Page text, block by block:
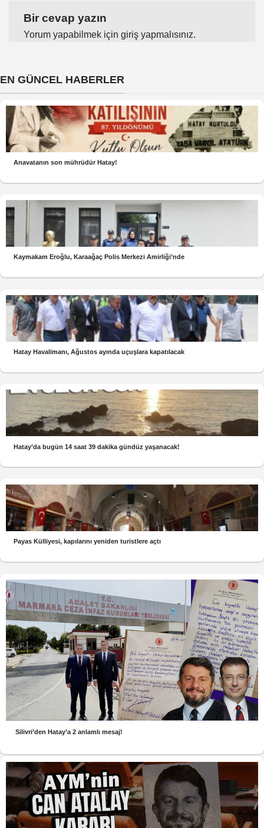
Bir cevap yazın
Yorum yapabilmek için giriş yapmalısınız.
EN GÜNCEL HABERLER
Anavatanın son mührüdür Hatay!
Kaymakam Eroğlu, Karaağaç Polis Merkezi Amirliği’nde
Hatay Havalimanı, Ağustos ayında uçuşlara kapatılacak
Hatay’da bugün 14 saat 39 dakika gündüz yaşanacak!
Payas Külliyesi, kapılarını yeniden turistlere açtı
Silivri’den Hatay’a 2 anlamlı mesaj!